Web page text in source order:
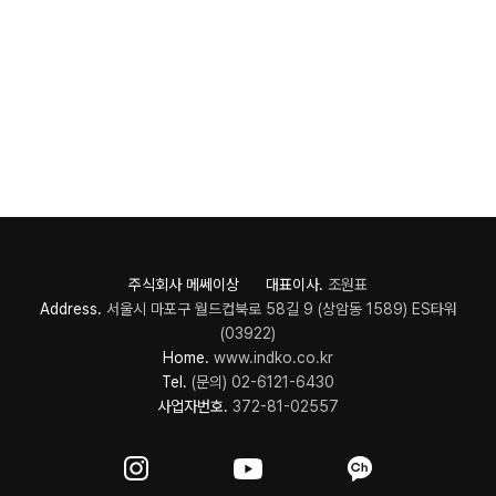
주식회사 메쎄이상 대표이사. 조원표
Address. 서울시 마포구 월드컵북로 58길 9 (상암동 1589) ES타워
(03922)
Home. www.indko.co.kr
Tel. (문의) 02-6121-6430
사업자번호. 372-81-02557